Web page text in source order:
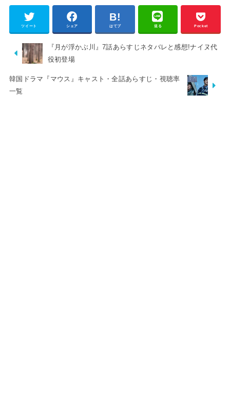
ツイート シェア はてブ 送る Pocket
『月が浮かぶ川』7話あらすじネタバレと感想!ナイヌ代
役初登場
韓国ドラマ『マウス』キャスト・全話あらすじ・視聴率
一覧